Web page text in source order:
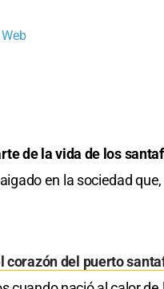
de la vida de los
en la sociedad que,
corazón del puerto